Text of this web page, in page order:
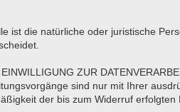
ist die natürliche oder juristische
ZUR
sind nur mit Ihrer
der bis zum Widerruf